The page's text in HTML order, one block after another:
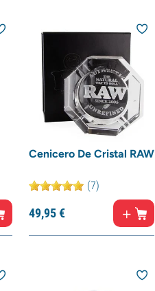
Cenicero De Cristal RAW
(7)
49,95€